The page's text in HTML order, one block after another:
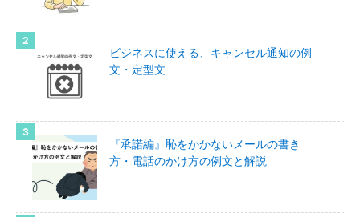
ビジネスに使える、キャンセル通知の例
文・定型文
『承諾編』恥をかかないメールの書き
方・電話のかけ方の例文と解説